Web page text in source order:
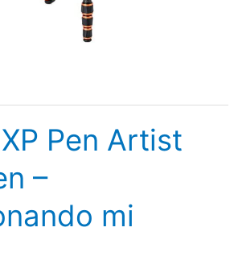
Pen Artist
–
mi